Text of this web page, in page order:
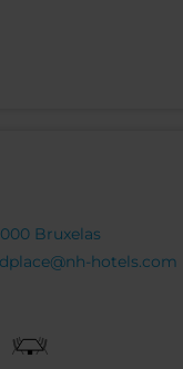
Bruxelas
hotels.com